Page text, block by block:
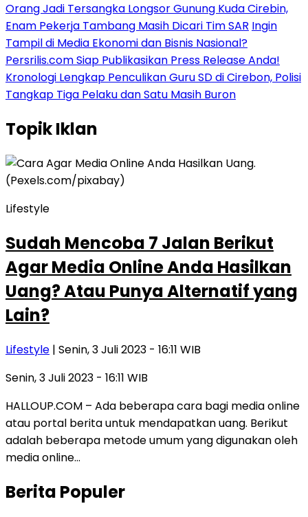
Orang Jadi Tersangka Longsor Gunung Kuda Cirebin,
Enam Pekerja Tambang Masih Dicari Tim SAR Ingin
Tampil di Media Ekonomi dan Bisnis Nasional?
Persrilis.com Siap Publikasikan Press Release Anda!
Kronologi Lengkap Penculikan Guru SD di Cirebon, Polisi
Tangkap Tiga Pelaku dan Satu Masih Buron
TopikIklan
Lifestyle
Sudah Mencoba 7 Jalan Berikut
Agar Media Online Anda Hasilkan
Uang? Atau Punya Alternatif yang
Lain?
Lifestyle | Senin, 3 Juli 2023 - 16:11 WIB
Senin, 3 Juli 2023 - 16:11 WIB
HALLOUP.COM – Ada beberapa cara bagi media online
atau portal berita untuk mendapatkan uang. Berikut
adalah beberapa metode umum yang digunakan oleh
media online…
Berita Populer